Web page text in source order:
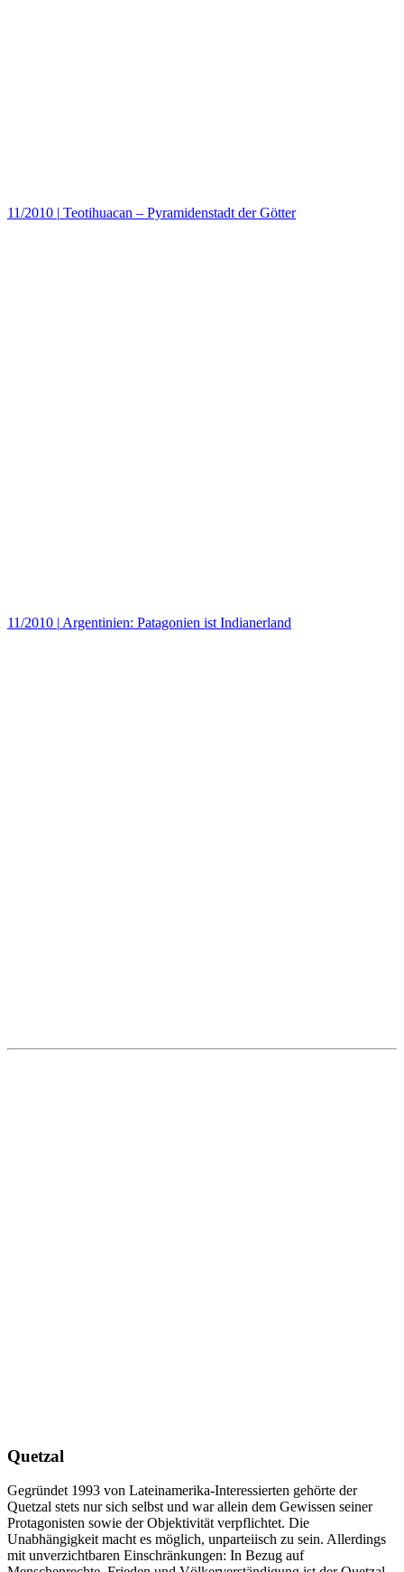
11/2010 | Teotihuacan – Pyramidenstadt der Götter
11/2010 | Argentinien: Patagonien ist Indianerland
Quetzal
Gegründet 1993 von Lateinamerika-Interessierten gehörte der
Quetzal stets nur sich selbst und war allein dem Gewissen seiner
Protagonisten sowie der Objektivität verpflichtet. Die
Unabhängigkeit macht es möglich, unparteiisch zu sein. Allerdings
mit unverzichtbaren Einschränkungen: In Bezug auf